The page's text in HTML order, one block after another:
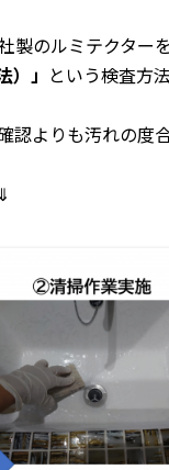
製のルミテクターを
）」 という検査方
よりも汚れの度